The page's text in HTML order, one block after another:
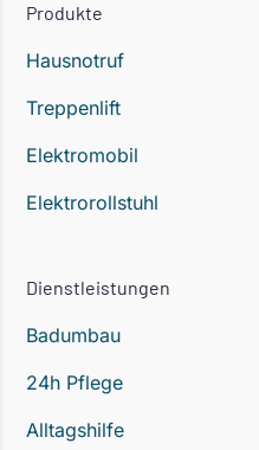
Produkte
Hausnotruf
Treppenlift
Elektromobil
Elektrorollstuhl
Dienstleistungen
Badumbau
24h Pflege
Alltagshilfe